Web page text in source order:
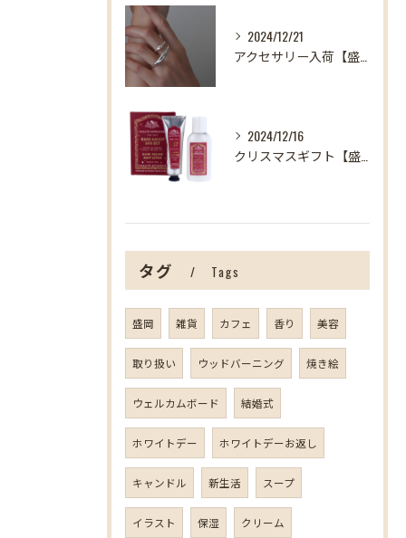
2024/12/21
2024/12/16
タグ Tags
盛岡 雑貨 カフェ 香り 美容
取り扱い ウッドバーニング 焼き絵
ウェルカムボード 結婚式
ホワイトデー ホワイトデーお返し
キャンドル 新生活 スープ
イラスト 保湿 クリーム